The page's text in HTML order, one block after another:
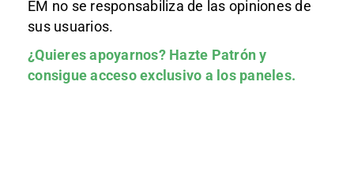
EM no se responsabiliza de las opiniones de
sus usuarios.
¿Quieres apoyarnos? Hazte Patróny
consigue acceso exclusivo a los paneles.